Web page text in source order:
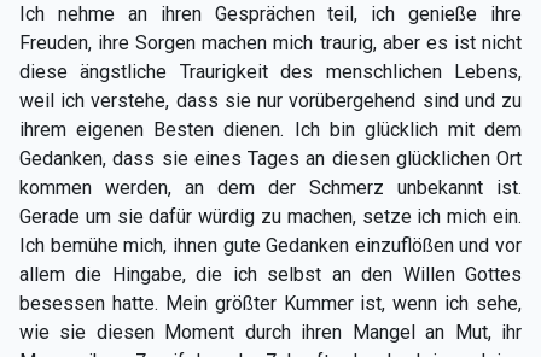
Ich nehme an ihren Gesprächen teil, ich genieße ihre
Freuden, ihre Sorgen machen mich traurig, aber es ist nicht
diese ängstliche Traurigkeit des menschlichen Lebens,
weil ich verstehe, dass sie nur vorübergehend sind und zu
ihrem eigenen Besten dienen. Ich bin glücklich mit dem
Gedanken, dass sie eines Tages an diesen glücklichen Ort
kommen werden, an dem der Schmerz unbekannt ist.
Gerade um sie dafür würdig zu machen, setze ich mich ein.
Ich bemühe mich, ihnen gute Gedanken einzuflößen und vor
allem die Hingabe, die ich selbst an den Willen Gottes
besessen hatte. Mein größter Kummer ist, wenn ich sehe,
wie sie diesen Moment durch ihren Mangel an Mut, ihr